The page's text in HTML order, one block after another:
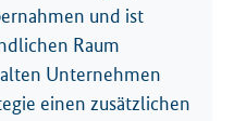
und ist
Raum
Unternehmen
einen zusätzlichen